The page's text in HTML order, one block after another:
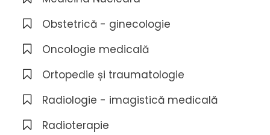
Obstetrică - ginecologie
Oncologie medicală
Ortopedie și traumatologie
Radiologie - imagistică medicală
Radioterapie